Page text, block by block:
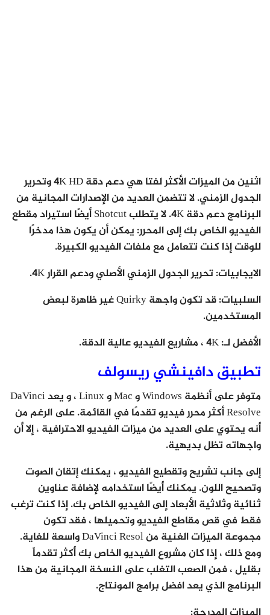
اثنين من الميزات الأكثر لفتا هي دعم دقة 4K HD وتحرير
الجدول الزمني. لا تتضمن العديد من الإصدارات المجانية من
البرنامج دعم دقة 4K. لا يتطلب Shotcut أيضًا استيراد مقطع
الفيديو الخاص بك إلى المحرر: يمكن أن يكون هذا مدخرًا
للوقت إذا كنت تتعامل مع ملفات الفيديو الكبيرة.
الايجابيات: تحرير الجدول الزمني الأصلي ودعم القرار 4K.
السلبيات: قد تكون واجهة Quirky غير ظاهرة لبعض
المستخدمين.
الأفضل لـ: 4K ، مشاريع الفيديو عالية الدقة.
تطبيق دافينشي ريسولف
متوفر على أنظمة Windows و Mac و Linux ، و يعد DaVinci
Resolve أكثر محرر فيديو تقدمًا في القائمة. على الرغم من
أنه يحتوي على العديد من ميزات الفيديو الاحترافية ، إلا أن
واجهاته تظل بديهية.
إلى جانب تشريح وتقطيع الفيديو ، يمكنك إتقان الصوت
وتصحيح اللون. يمكنك أيضًا استخدامه لإضافة عناوين
ثنائية وثلاثية الأبعاد إلى الفيديو الخاص بك. إذا كنت ترغب
فقط في قص مقاطع الفيديو وتحميلها ، فقد تكون
مجموعة الميزات الغنية من DaVinci Resol واسعة للغاية.
ومع ذلك ، إذا كان مشروع الفيديو الخاص بك أكثر تقدماً
بقليل ، فمن الصعب التغلب على النسخة المجانية من هذا
البرنامج الذي يعد افضل برامج المونتاج.